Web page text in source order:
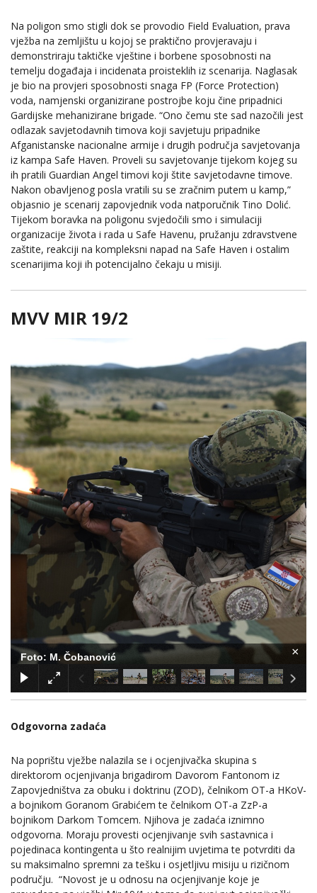
Na poligon smo stigli dok se provodio Field Evaluation, prava
vježba na zemljištu u kojoj se praktično provjeravaju i
demonstriraju taktičke vještine i borbene sposobnosti na
temelju događaja i incidenata proisteklih iz scenarija. Naglasak
je bio na provjeri sposobnosti snaga FP (Force Protection)
voda, namjenski organizirane postrojbe koju čine pripadnici
Gardijske mehanizirane brigade. “Ono čemu ste sad nazočili jest
odlazak savjetodavnih timova koji savjetuju pripadnike
Afganistanske nacionalne armije i drugih područja savjetovanja
iz kampa Safe Haven. Proveli su savjetovanje tijekom kojeg su
ih pratili Guardian Angel timovi koji štite savjetodavne timove.
Nakon obavljenog posla vratili su se zračnim putem u kamp,”
objasnio je scenarij zapovjednik voda natporučnik Tino Dolić.
Tijekom boravka na poligonu svjedočili smo i simulaciji
organizacije života i rada u Safe Havenu, pružanju zdravstvene
zaštite, reakciji na kompleksni napad na Safe Haven i ostalim
scenarijima koji ih potencijalno čekaju u misiji.
MVV MIR 19/2
Foto: M. Čobanović ×
Odgovorna zadaća
Na poprištu vježbe nalazila se i ocjenjivačka skupina s
direktorom ocjenjivanja brigadirom Davorom Fantonom iz
Zapovjedništva za obuku i doktrinu (ZOD), čelnikom OT-a HKoV-
a bojnikom Goranom Grabićem te čelnikom OT-a ZzP-a
bojnikom Darkom Tomcem. Njihova je zadaća iznimno
odgovorna. Moraju provesti ocjenjivanje svih sastavnica i
pojedinaca kontingenta u što realnijim uvjetima te potvrditi da
su maksimalno spremni za tešku i osjetljivu misiju u rizičnom
području. “Novost je u odnosu na ocjenjivanje koje je